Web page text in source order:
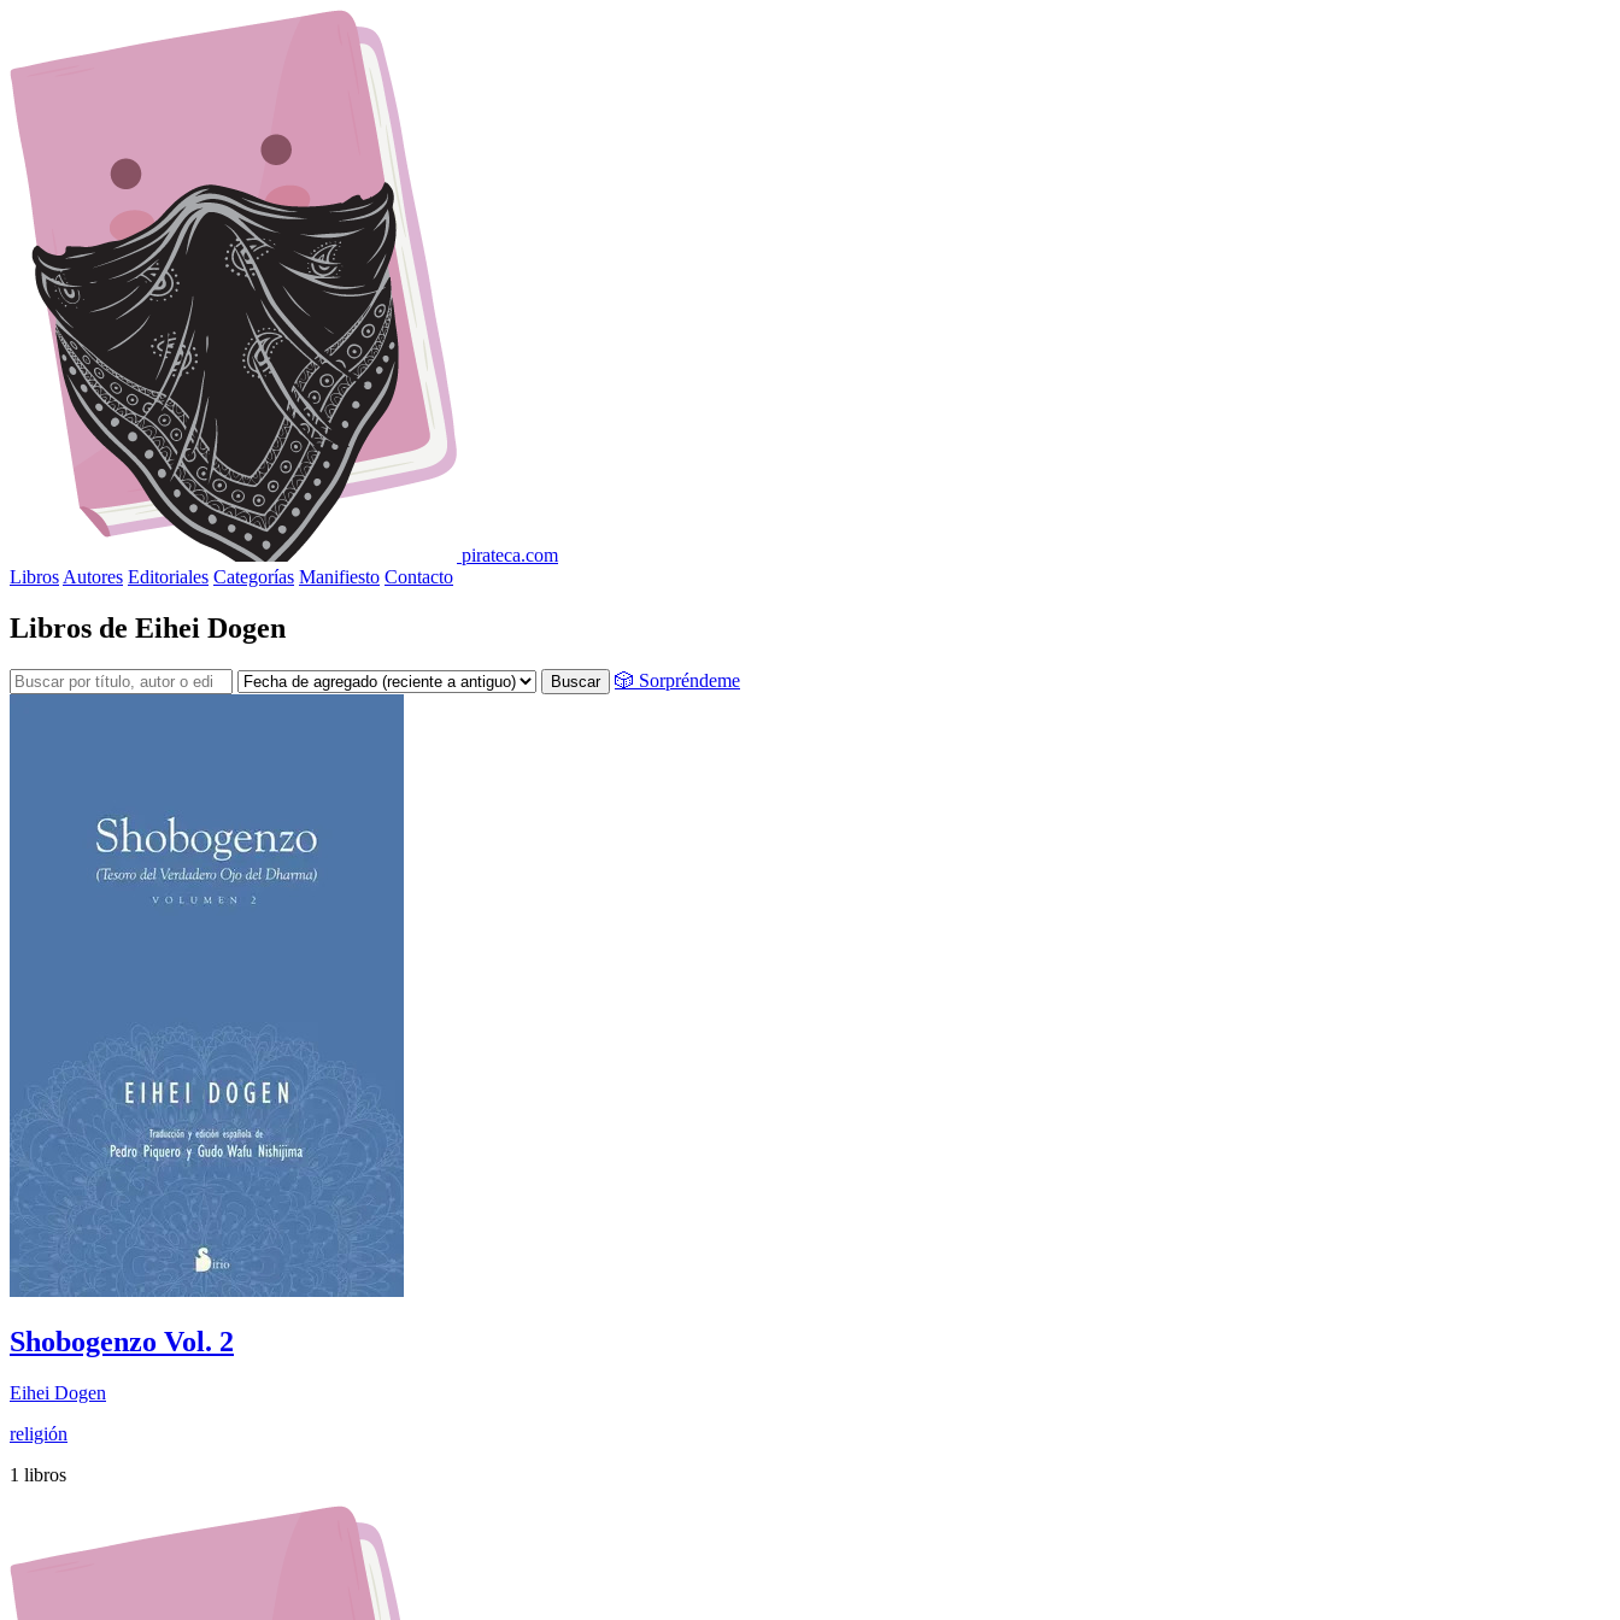
pirateca.com
Libros Autores Editoriales Categorías Manifiesto Contacto
Libros de Eihei Dogen
Buscar 🎲 Sorpréndeme
Shobogenzo Vol. 2
Eihei Dogen
religión
1 libros